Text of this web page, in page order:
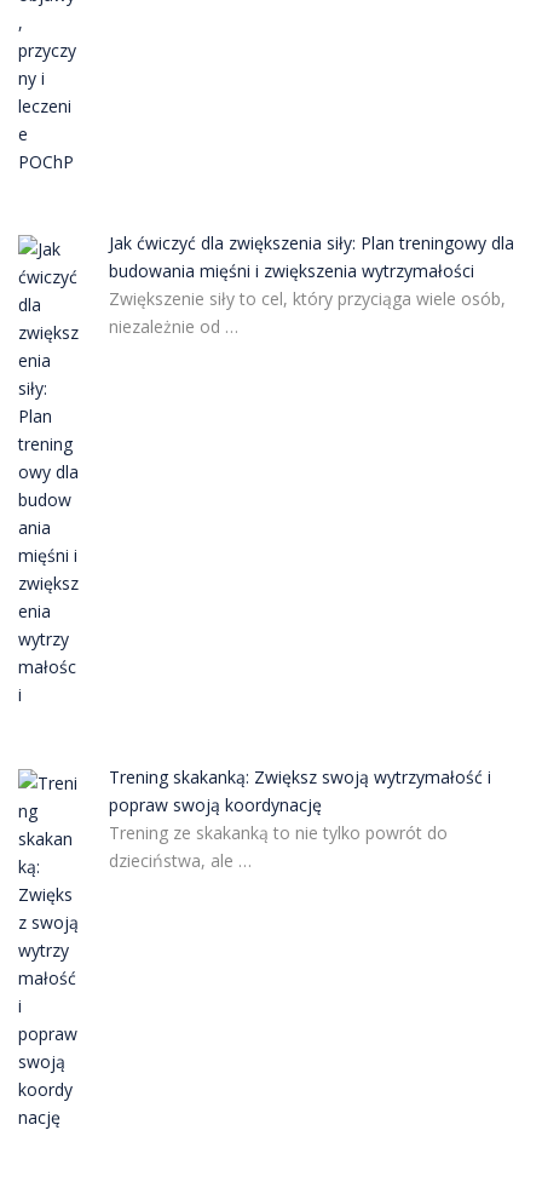
Jak ćwiczyć dla zwiększenia siły: Plan treningowy dla
budowania mięśni i zwiększenia wytrzymałości
Zwiększenie siły to cel, który przyciąga wiele osób,
niezależnie od …
Trening skakanką: Zwiększ swoją wytrzymałość i
popraw swoją koordynację
Trening ze skakanką to nie tylko powrót do
dzieciństwa, ale …